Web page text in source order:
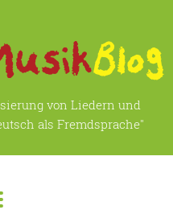
von Liedern und
als Fremdsprache"